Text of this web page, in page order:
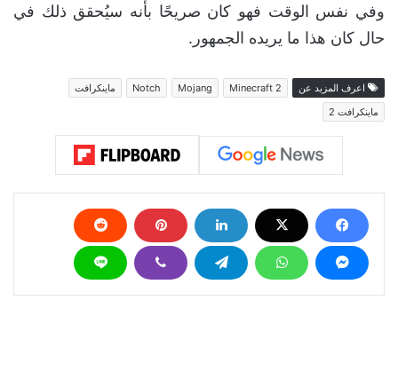
وفي نفس الوقت فهو كان صريحًا بأنه سيُحقق ذلك في
حال كان هذا ما يريده الجمهور.
اعرف المزيد عن Minecraft 2
Mojang
Notch
ماينكرافت
ماينكرافت 2